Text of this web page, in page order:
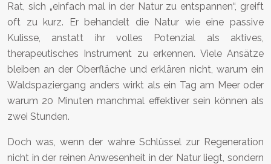
Rat, sich „einfach mal in der Natur zu entspannen“, greift
oft zu kurz. Er behandelt die Natur wie eine passive
Kulisse, anstatt ihr volles Potenzial als aktives,
therapeutisches Instrument zu erkennen. Viele Ansätze
bleiben an der Oberfläche und erklären nicht, warum ein
Waldspaziergang anders wirkt als ein Tag am Meer oder
warum 20 Minuten manchmal effektiver sein können als
zwei Stunden.
Doch was, wenn der wahre Schlüssel zur Regeneration
nicht in der reinen Anwesenheit in der Natur liegt, sondern